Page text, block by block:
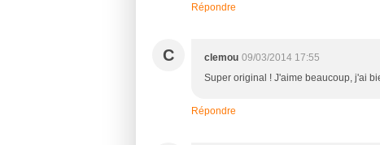
Répondre
C clemou 09/03/2014 17:55
Super original ! J'aime beaucoup, j'ai
Répondre